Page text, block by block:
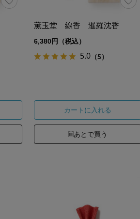
薫玉堂 線香 暹羅沈香
6,380円（税込）
5.0 （5）
カートに入れる
あとで買う